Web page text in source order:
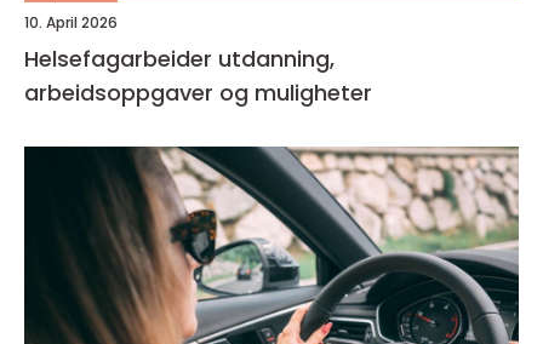
10. April 2026
Helsefagarbeider utdanning,
arbeidsoppgaver og muligheter